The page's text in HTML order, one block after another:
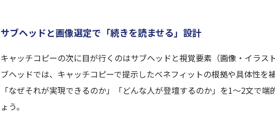
サブヘッドと画像選定で「続きを読ませる」設計
キャッチコピーの次に目が行くのはサブヘッドと視覚要素（画像・イラス
ブヘッドでは、キャッチコピーで提示したベネフィットの根拠や具体性を補
「なぜそれが実現できるのか」「どんな人が登壇するのか」を1〜2文で端
ょう。